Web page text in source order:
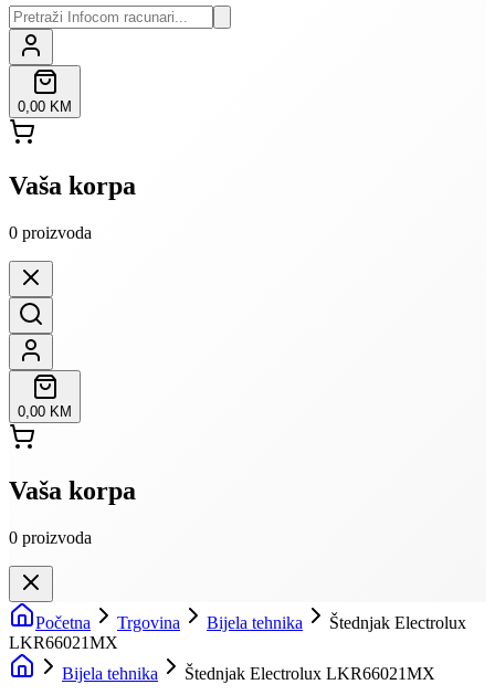
0,00 KM
Vaša korpa
0 proizvoda
0,00 KM
Vaša korpa
0 proizvoda
Početna Trgovina Bijela tehnika
Štednjak Electrolux
LKR66021MX
Bijela tehnika
Štednjak Electrolux LKR66021MX